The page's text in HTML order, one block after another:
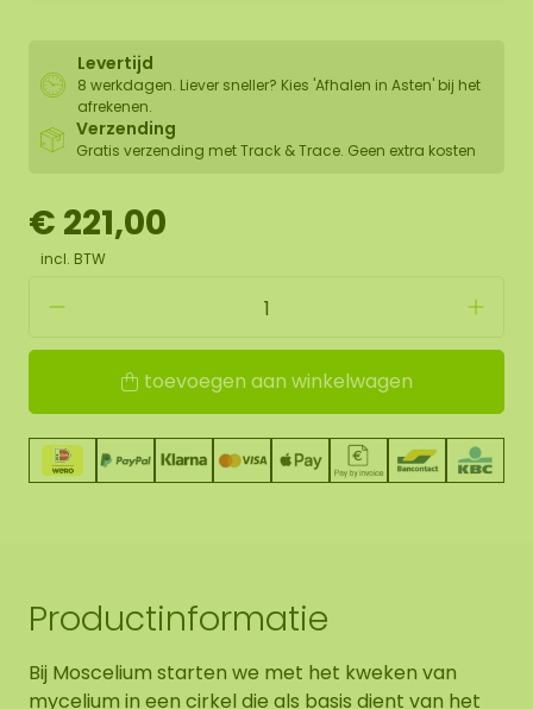
Levertijd
8 werkdagen. Liever sneller? Kies 'Afhalen in Asten' bij het
afrekenen.
Verzending
Gratis verzending met Track & Trace. Geen extra kosten
€ 221,00
incl. BTW
toevoegen aan winkelwagen
Productinformatie
Bij Moscelium starten we met het kweken van
mycelium in een cirkel die als basis dient van het